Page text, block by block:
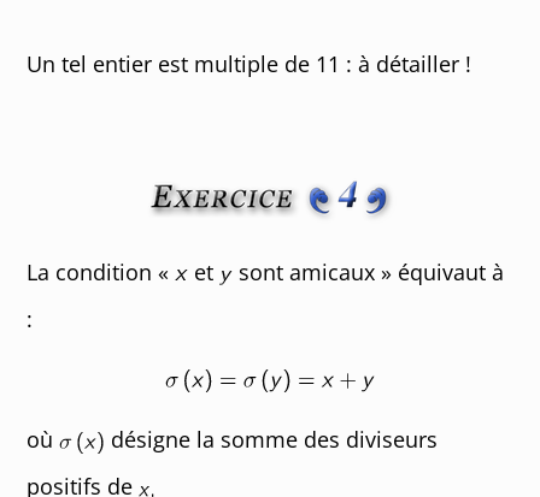
Un tel entier est multiple de 11 : à détailler !
La condition « et
sont amicaux » équivaut à
:
où
désigne la somme des diviseurs
positifs de